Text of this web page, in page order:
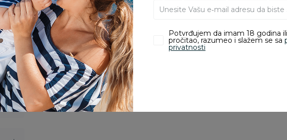
Dodaj u korpu
Potvrđujem da imam 18 godina
pročitao, razumeo i slažem se sa
privatnosti